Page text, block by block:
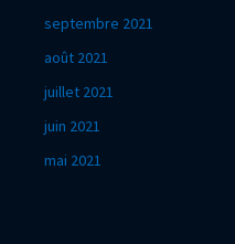
septembre 2021
août 2021
juillet 2021
juin 2021
mai 2021